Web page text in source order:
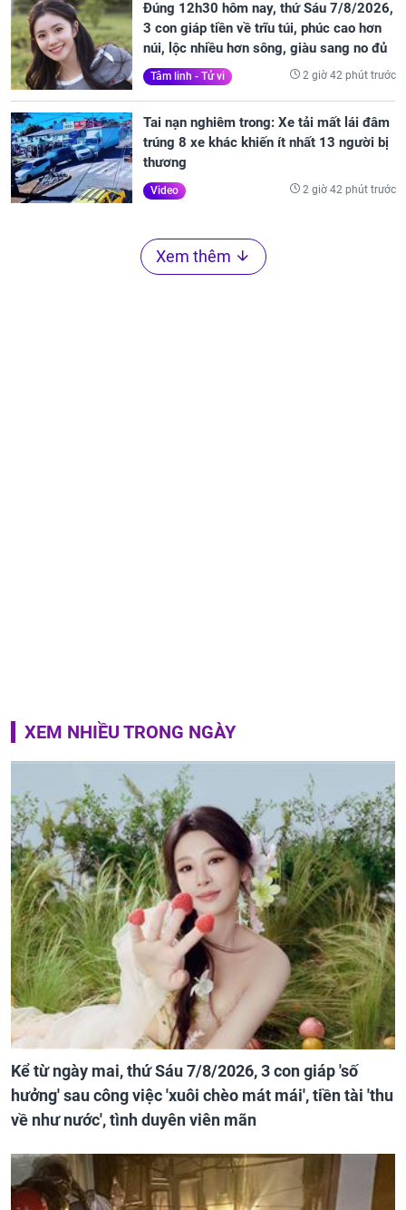
Đúng 12h30 hôm nay, thứ Sáu 7/8/2026,
3 con giáp tiền về trĩu túi, phúc cao hơn
núi, lộc nhiều hơn sông, giàu sang no đủ
Tâm linh - Tử vi 2 giờ 42 phút trước
Tai nạn nghiêm trong: Xe tải mất lái đâm
trúng 8 xe khác khiến ít nhất 13 người bị
thương
Video 2 giờ 42 phút trước
Xem thêm
XEM NHIỀU TRONG NGÀY
Kể từ ngày mai, thứ Sáu 7/8/2026, 3 con giáp 'số
hưởng' sau công việc 'xuôi chèo mát mái', tiền tài 'thu
về như nước', tình duyên viên mãn